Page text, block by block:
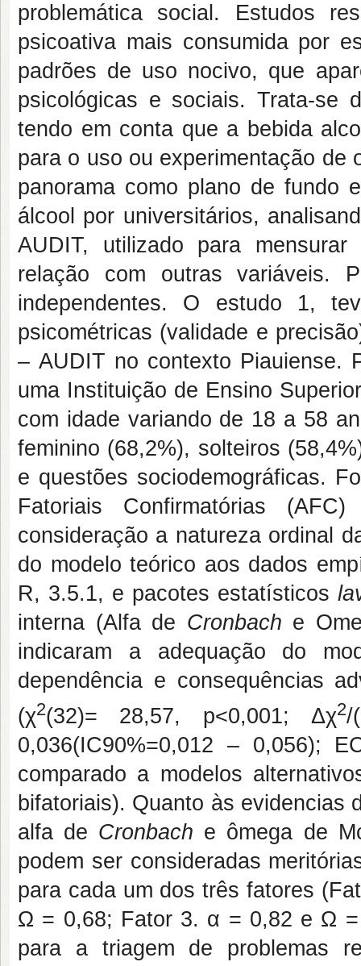
problemática social. Estudos
psicoativa mais consumida por
padrões de uso nocivo, que
psicológicas e sociais. Trata-se
tendo em conta que a bebida
para o uso ou experimentação de
panorama como plano de fundo
álcool por universitários,
AUDIT, utilizado para
relação com outras variáveis.
independentes. O estudo 1,
psicométricas (validade e
– AUDIT no contexto Piauiense.
uma Instituição de Ensino
com idade variando de 18 a 58
feminino (68,2%), solteiros
e questões sociodemográficas.
Fatoriais Confirmatórias
consideração a natureza ordinal
do modelo teórico aos dados
R, 3.5.1, e pacotes estatísticos
interna (Alfa de Cronbach e
indicaram a adequação do
dependência e consequências
(χ2(32)= 28,57, p<0,001; Δχ2/
0,036(IC90%=0,012 – 0,056);
comparado a modelos
bifatoriais). Quanto às evidencias
alfa de Cronbach e ômega de
podem ser consideradas
para cada um dos três fatores
Ω = 0,68; Fator 3. α = 0,82 e Ω =
para a triagem de problemas